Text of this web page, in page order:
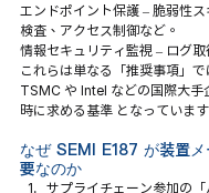
エンドポイント保護 – 脆弱性
検査、アクセス制御など。
情報セキュリティ監視 – ログ取
これらは単なる「推奨事項」で
TSMC や Intel などの国際大手
時に求める基準 となっています
なぜ SEMI E187 が装置
要なのか
サプライチェーン参加の「